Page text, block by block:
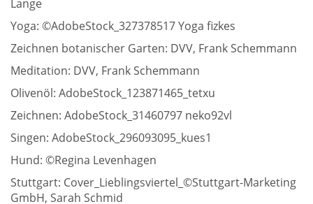
Lange
Yoga: ©AdobeStock_327378517 Yoga fizkes
Zeichnen botanischer Garten: DVV, Frank Schemmann
Meditation: DVV, Frank Schemmann
Olivenöl: AdobeStock_123871465_tetxu
Zeichnen: AdobeStock_31460797 neko92vl
Singen: AdobeStock_296093095_kues1
Hund: ©Regina Levenhagen
Stuttgart: Cover_Lieblingsviertel_©Stuttgart-Marketing
GmbH, Sarah Schmid